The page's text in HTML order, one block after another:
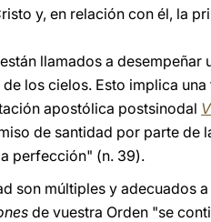
y, en relación con él, la
llamados a desempeñar
los cielos. Esto implica una
apostólica postsinodal
de santidad por parte de
perfección" (n. 39).
son múltiples y adecuados
de vuestra Orden "se